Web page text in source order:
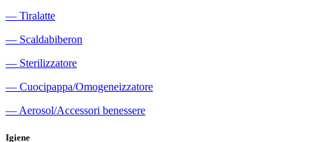
― Tiralatte
― Scaldabiberon
― Sterilizzatore
― Cuocipappa/Omogeneizzatore
― Aerosol/Accessori benessere
Igiene